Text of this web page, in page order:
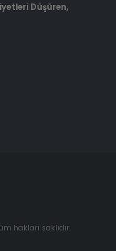
Düşüren,
hakları saklıdır.